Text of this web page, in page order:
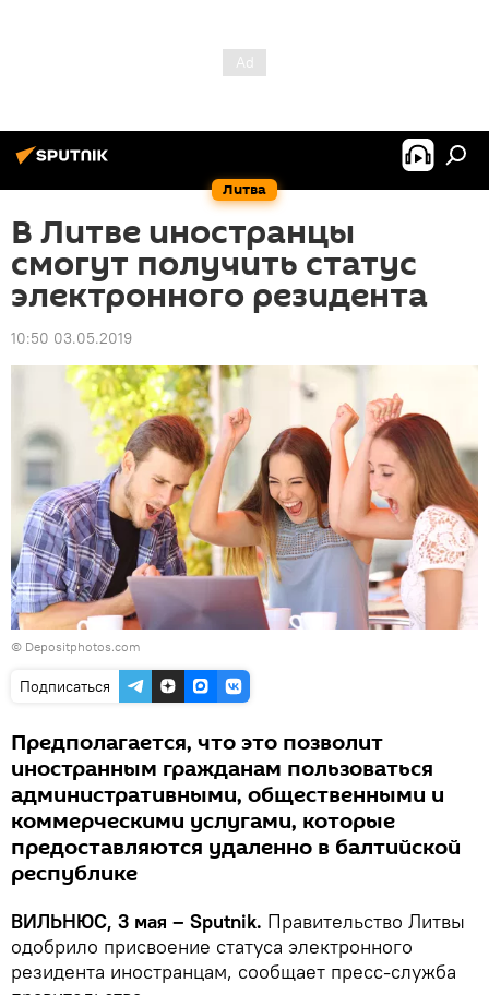
Литва
В Литве иностранцы
смогут получить статус
электронного резидента
10:50 03.05.2019
© Depositphotos.com
Подписаться
Предполагается, что это позволит
иностранным гражданам пользоваться
административными, общественными и
коммерческими услугами, которые
предоставляются удаленно в балтийской
республике
ВИЛЬНЮС, 3 мая – Sputnik. Правительство Литвы
одобрило присвоение статуса электронного
резидента иностранцам, сообщает пресс-служба